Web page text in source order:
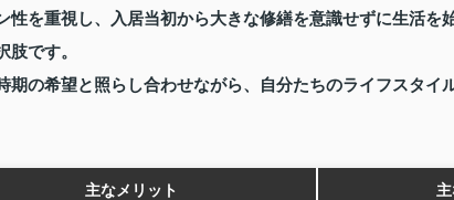
性を重視し、入居当初から大きな修繕を意識せずに生活を
肢です。
期の希望と照らし合わせながら、自分たちのライフスタイ
主なメリット